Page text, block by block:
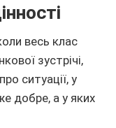
весь клас
зустрічі,
ситуації, у
добре, а у яких